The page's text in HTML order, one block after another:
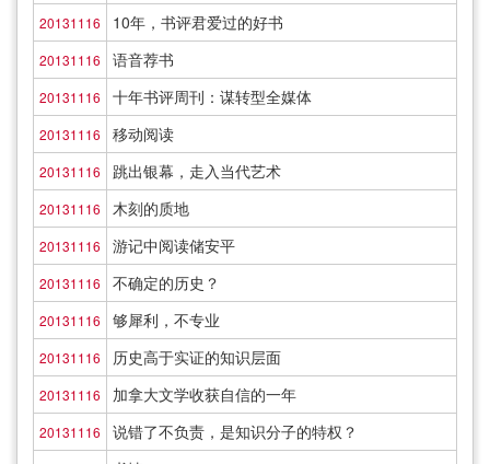
20131116 10年，书评君爱过的好书
20131116 语音荐书
20131116 十年书评周刊：谋转型全媒体
20131116 移动阅读
20131116 跳出银幕，走入当代艺术
20131116 木刻的质地
20131116 游记中阅读储安平
20131116 不确定的历史？
20131116 够犀利，不专业
20131116 历史高于实证的知识层面
20131116 加拿大文学收获自信的一年
20131116 说错了不负责，是知识分子的特权？